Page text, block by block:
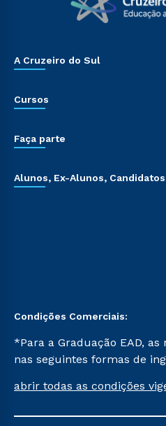
A Cruzeiro do Sul
Cursos
Faça parte
Alunos, Ex-Alunos, Candidatos
Condições Comerciais:
*Para a Graduação EAD,
nas seguintes formas de
Já para as demais, a taxa
abrir todas as condições